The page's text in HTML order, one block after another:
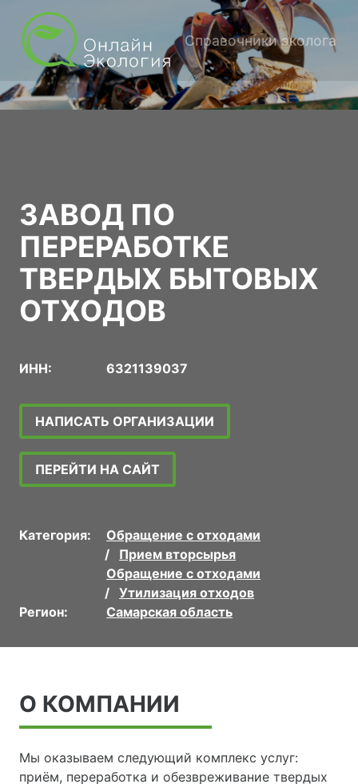
Справочники эколога
ЗАВОД ПО
ПЕРЕРАБОТКЕ
ТВЕРДЫХ БЫТОВЫХ
ОТХОДОВ
ИНН: 6321139037
НАПИСАТЬ ОРГАНИЗАЦИИ
ПЕРЕЙТИ НА САЙТ
Категория:
Обращение с отходами
Прием вторсырья
Обращение с отходами
Утилизация отходов
Регион:
Самарская область
О КОМПАНИИ
Мы оказываем следующий комплекс услуг:
приём, переработка и обезвреживание твердых